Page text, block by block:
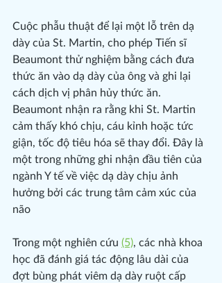
Cuộc phẫu thuật để lại một lỗ trên dạ
dày của St. Martin, cho phép Tiến sĩ
Beaumont thử nghiệm bằng cách đưa
thức ăn vào dạ dày của ông và ghi lại
cách dịch vị phân hủy thức ăn.
Beaumont nhận ra rằng khi St. Martin
cảm thấy khó chịu, cáu kỉnh hoặc tức
giận, tốc độ tiêu hóa sẽ thay đổi. Đây là
một trong những ghi nhận đầu tiên của
ngành Y tế về việc dạ dày chịu ảnh
hưởng bởi các trung tâm cảm xúc của
não
Trong một nghiên cứu (5), các nhà khoa
học đã đánh giá tác động lâu dài của
đợt bùng phát viêm dạ dày ruột cấp